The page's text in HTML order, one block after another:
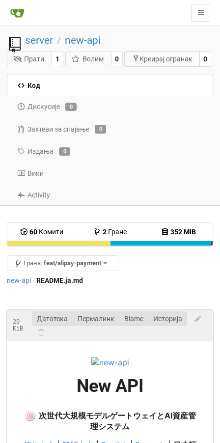
server / new-api
Прати 1 Волим 0 Креирај огранак 0
Код
Дискусије 0
Захтеви за спајање 0
Издања 0
Вики
Activity
60Комити 2Гране 352 MiB
Грана: feat/alipay-payment
new-api / README.ja.md
20
KiB
Датотека Пермалинк Blame Историја
New API
🍥 次世代大規模モデルゲートウェイとAI資産管
理システム